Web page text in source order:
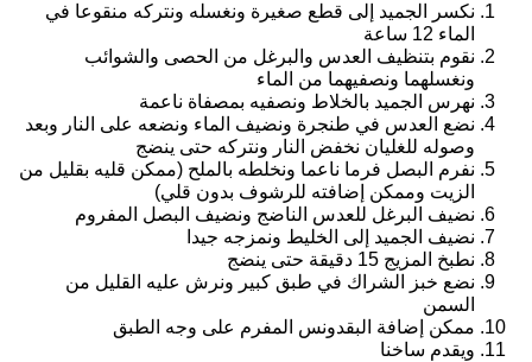
نكسر الجميد إلى قطع صغيرة ونغسله ونتركه منقوعا في
الماء 12 ساعة
نقوم بتنظيف العدس والبرغل من الحصى والشوائب
ونغسلهما ونصفيهما من الماء
نهرس الجميد بالخلاط ونصفيه بمصفاة ناعمة
نضع العدس في طنجرة ونضيف الماء ونضعه على النار وبعد
وصوله للغليان نخفض النار ونتركه حتى ينضج
نفرم البصل فرما ناعما ونخلطه بالملح (ممكن قليه بقليل من
الزيت وممكن إضافته للرشوف بدون قلي)
نضيف البرغل للعدس الناضج ونضيف البصل المفروم
نضيف الجميد إلى الخليط ونمزجه جيدا
نطبخ المزيج 15 دقيقة حتى ينضج
نضع خبز الشراك في طبق كبير ونرش عليه القليل من
السمن
ممكن إضافة البقدونس المفرم على وجه الطبق
ويقدم ساخنا